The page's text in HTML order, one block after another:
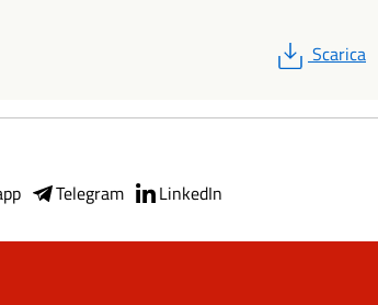
PDF
Scarica
Telegram LinkedIn